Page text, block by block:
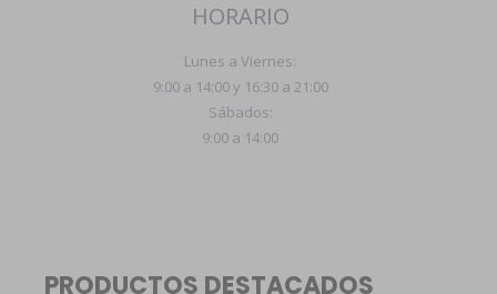
HORARIO
Lunes a Viernes:
9:00 a 14:00 y 16:30 a 21:00
Sábados:
9:00 a 14:00